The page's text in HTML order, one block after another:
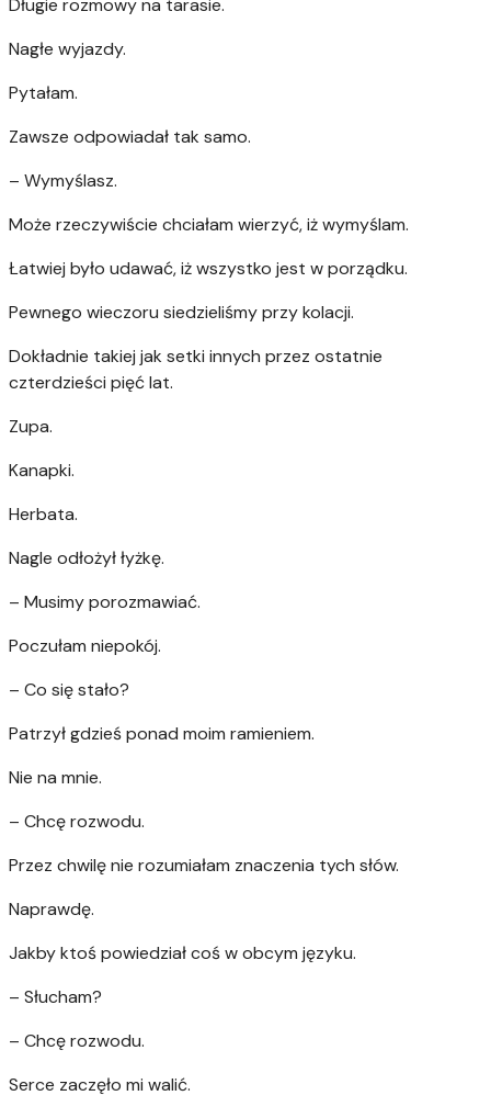
Długie rozmowy na tarasie.
Nagłe wyjazdy.
Pytałam.
Zawsze odpowiadał tak samo.
– Wymyślasz.
Może rzeczywiście chciałam wierzyć, iż wymyślam.
Łatwiej było udawać, iż wszystko jest w porządku.
Pewnego wieczoru siedzieliśmy przy kolacji.
Dokładnie takiej jak setki innych przez ostatnie
czterdzieści pięć lat.
Zupa.
Kanapki.
Herbata.
Nagle odłożył łyżkę.
– Musimy porozmawiać.
Poczułam niepokój.
– Co się stało?
Patrzył gdzieś ponad moim ramieniem.
Nie na mnie.
– Chcę rozwodu.
Przez chwilę nie rozumiałam znaczenia tych słów.
Naprawdę.
Jakby ktoś powiedział coś w obcym języku.
– Słucham?
– Chcę rozwodu.
Serce zaczęło mi walić.